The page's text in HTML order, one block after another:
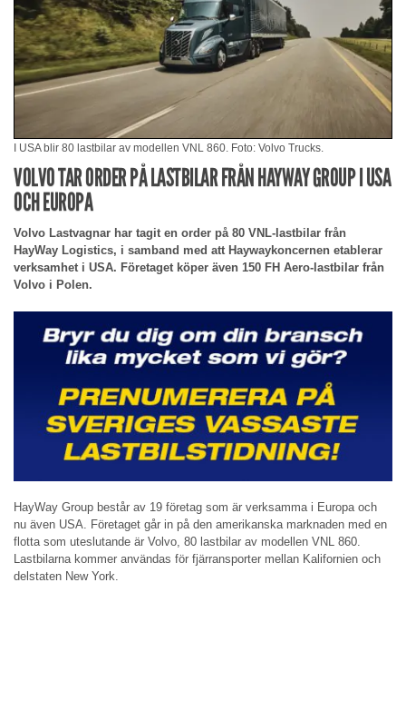
I USA blir 80 lastbilar av modellen VNL 860. Foto: Volvo Trucks.
VOLVO TAR ORDER PÅ LASTBILAR FRÅN HAYWAY GROUP I USA
OCH EUROPA
Volvo Lastvagnar har tagit en order på 80 VNL-lastbilar från
HayWay Logistics, i samband med att Haywaykoncernen etablerar
verksamhet i USA. Företaget köper även 150 FH Aero-lastbilar från
Volvo i Polen.
HayWay Group består av 19 företag som är verksamma i Europa och
nu även USA. Företaget går in på den amerikanska marknaden med en
flotta som uteslutande är Volvo, 80 lastbilar av modellen VNL 860.
Lastbilarna kommer användas för fjärransporter mellan Kalifornien och
delstaten New York.